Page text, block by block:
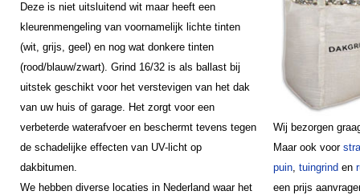
Deze is niet uitsluitend wit maar heeft een
kleurenmengeling van voornamelijk lichte tinten
(wit, grijs, geel) en nog wat donkere tinten
(rood/blauw/zwart). Grind 16/32 is als ballast bij
uitstek geschikt voor het verstevigen van het dak
van uw huis of garage. Het zorgt voor een
verbeterde waterafvoer en beschermt tevens tegen
de schadelijke effecten van UV-licht op
dakbitumen.
We hebben diverse locaties in Nederland waar het
Wij bezorgen
Maar ook voor
puin, tuingrind en
een prijs